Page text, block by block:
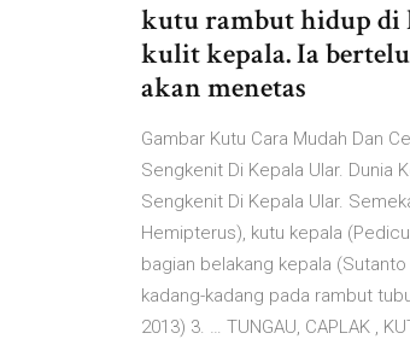
kutu rambut hidup di
kulit kepala. Ia
akan menetas
Gambar Kutu Cara Mudah Dan
Sengkenit Di Kepala Ular. Dunia
Sengkenit Di Kepala Ular.
Hemipterus), kutu kepala
bagian belakang kepala
kadang-kadang pada rambut
2013) 3. … TUNGAU, CAPLAK ,